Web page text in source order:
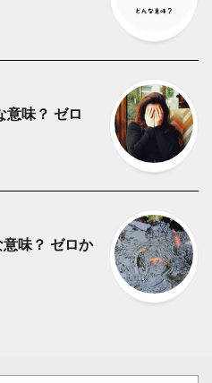
味？ ゼロ
味？ ゼロか